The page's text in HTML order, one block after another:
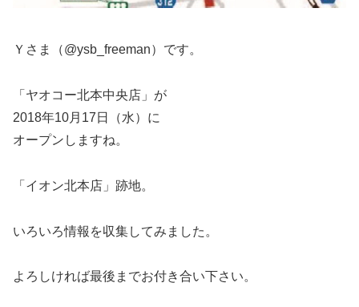
Ｙさま（@ysb_freeman）です。
「ヤオコー北本中央店」が
2018年10月17日（水）に
オープンしますね。
「イオン北本店」跡地。
いろいろ情報を収集してみました。
よろしければ最後までお付き合い下さい。